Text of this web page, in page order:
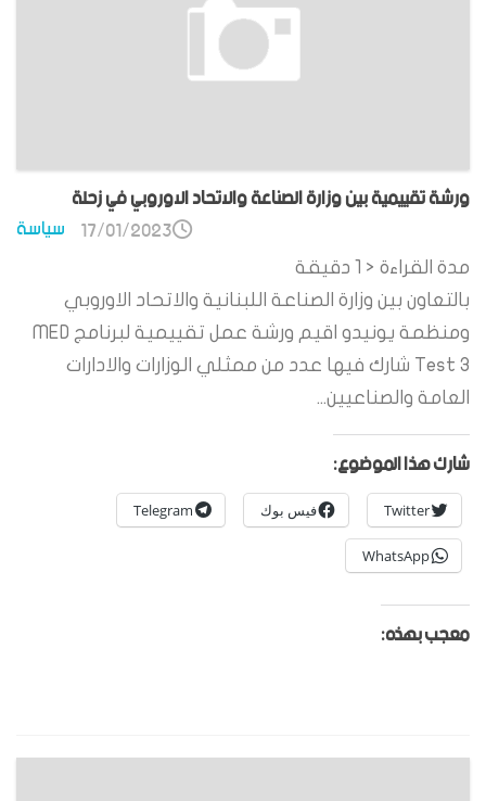
ورشة تقييمية بين وزارة الصناعة والاتحاد الاوروبي في زحلة
سياسة 17/01/2023
مدة القراءة < 1
دقيقة
بالتعاون بين وزارة الصناعة اللبنانية والاتحاد الاوروبي
ومنظمة يونيدو اقيم ورشة عمل تقييمية لبرنامج MED
Test 3 شارك فيها عدد من ممثلي الوزارات والادارات
العامة والصناعيين...
شارك هذا الموضوع:
Twitter فيس بوك Telegram
WhatsApp
معجب بهذه: